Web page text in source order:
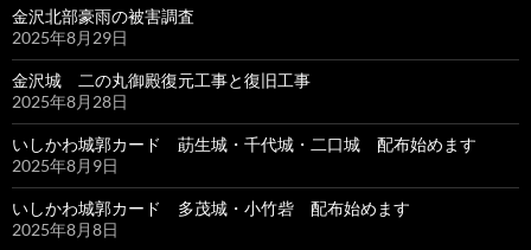
金沢北部豪雨の被害調査
2025年8月29日
金沢城 二の丸御殿復元工事と復旧工事
2025年8月28日
いしかわ城郭カード 莇生城・千代城・二口城 配布始めます
2025年8月9日
いしかわ城郭カード 多茂城・小竹砦 配布始めます
2025年8月8日